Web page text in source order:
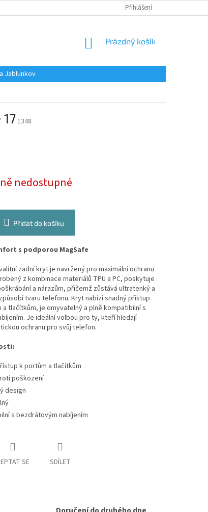
Přihlášení
NÁKUPNÍ
Prázdný košík
Jablunkov
1348
nedostupné
Přidat do košíku
s podporou MagSafe
zadní kryt je navržený pro maximální ochranu
z kombinace materiálů TPU a PC, poskytuje
a nárazům, přičemž zůstává ultratenký a
tvaru telefonu. Kryt nabízí snadný přístup
tlačítkům, je omyvatelný a plně kompatibilní s
Je ideální volbou pro ty, kteří hledají
ochranu pro svůj telefon.
k portům a tlačítkům
poškození
design
s bezdrátovým nabíjením
SE SDÍLET